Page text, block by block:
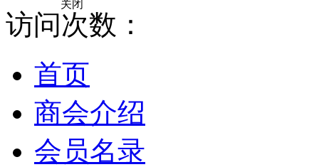
访问次数：
首页
商会介绍
会员名录
关闭